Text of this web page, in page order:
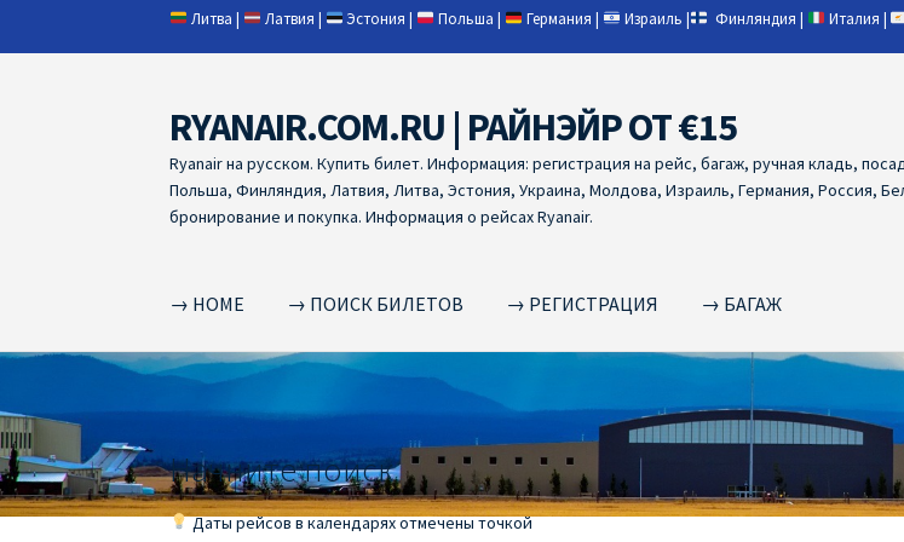
Литва | Латвия | Эстония | Польша | Германия | Израиль | Финляндия | Италия |
Skip
to
navigation
Skip
to
content
RYANAIR.COM.RU | РАЙНЭЙР ОТ €15
Ryanair на русском. Купить билет. Информация: регистрация на рейс, багаж, ручная кладь,
Польша, Финляндия, Латвия, Литва, Эстония, Украина, Молдова, Израиль, Германия, Россия,
бронирование и покупка. Информация о рейсах Ryanair.
→ HOME → ПОИСК БИЛЕТОВ → РЕГИСТРАЦИЯ → БАГАЖ
HomeRYANAIR | ПОИСК АВИАБИЛЕТОВ Ryanair
RYANAIR ДОБАВИТЬ БАГАЖRyanair зміниRyanair из ВаршавыRyanair из Вильнюса
RYANAIR ИЗ РИГИRyanair из СтокгольмаRYANAIR ИЗ ТАЛЛИНАRyanair из Тампере
Начните поиск
Даты рейсов в календарях отмечены точкой